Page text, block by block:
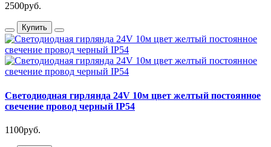
2500руб.
Купить
Светодиодная гирлянда 24V 10м цвет желтый постоянное
свечение провод черный IP54
1100руб.